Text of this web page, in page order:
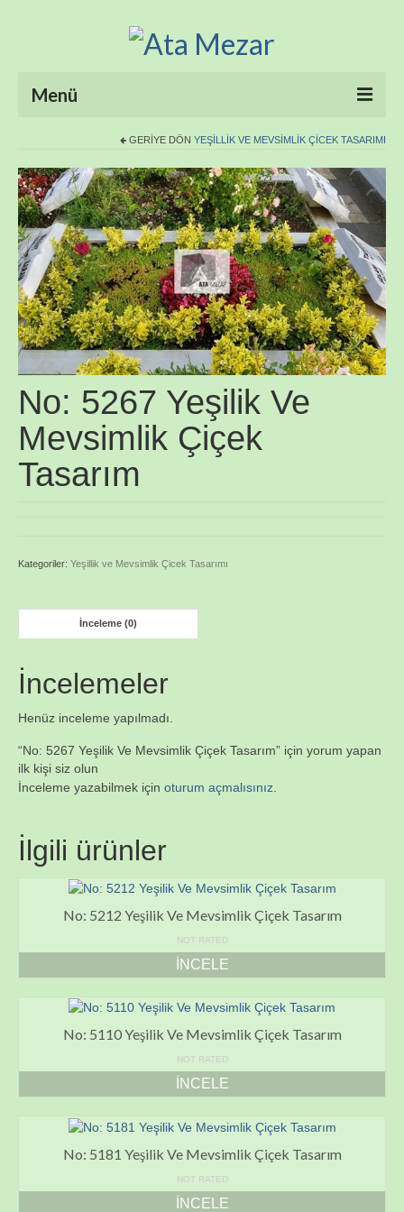
Menü
HAKKIMIZDA
ÜRÜNLER
HİZMETLERİMİZ
FOTO GALERİ
İLETİŞİM
GERIYE DÖN YEŞILLIK VE MEVSIMLIK ÇICEK TASARIMI
No: 5267 Yeşilik Ve
Mevsimlik Çiçek
Tasarım
Kategoriler: Yeşillik ve Mevsimlik Çicek Tasarımı
İnceleme (0)
İncelemeler
Henüz inceleme yapılmadı.
“No: 5267 Yeşilik Ve Mevsimlik Çiçek Tasarım” için yorum yapan
ilk kişi siz olun
İnceleme yazabilmek için oturum açmalısınız
İlgili ürünler
No: 5212 Yeşilik Ve Mevsimlik Çiçek Tasarım
NOT RATED
İNCELE
No: 5110 Yeşilik Ve Mevsimlik Çiçek Tasarım
NOT RATED
İNCELE
No: 5181 Yeşilik Ve Mevsimlik Çiçek Tasarım
NOT RATED
İNCELE